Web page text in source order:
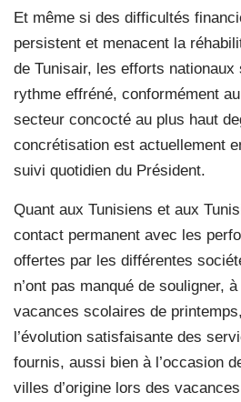
Et même si des difficultés
persistent et menacent la
de Tunisair, les efforts
rythme effréné, conformément
secteur concocté au plus haut
concrétisation est actuellement
suivi quotidien du Président.
Quant aux Tunisiens et aux
contact permanent avec les
offertes par les différentes
n’ont pas manqué de souligner,
vacances scolaires de
l’évolution satisfaisante des
fournis, aussi bien à l’occasion
villes d’origine lors des